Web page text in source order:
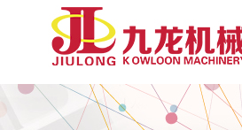
生物质综合破碎机...